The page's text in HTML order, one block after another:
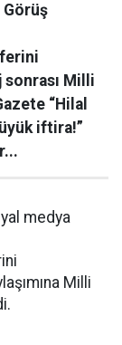
Görüş
sonrası Milli
“Hilal
iftira!”
medya
Milli